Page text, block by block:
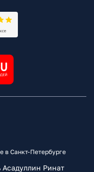
в Санкт-Петербурге
Ринат